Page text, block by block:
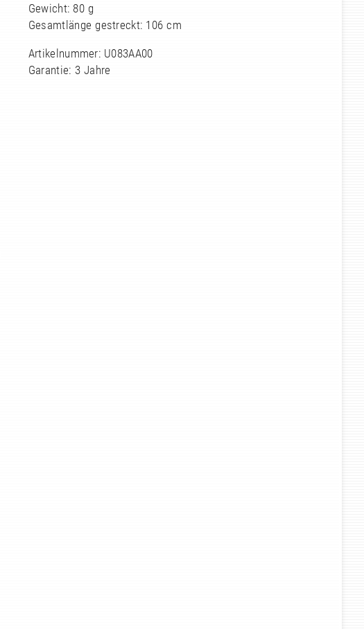
Gewicht: 80 g
Gesamtlänge gestreckt: 106 cm
Artikelnummer: U083AA00
Garantie: 3 Jahre